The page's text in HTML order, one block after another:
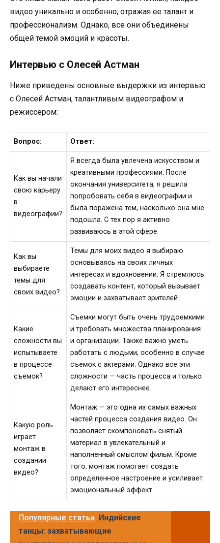
видео уникально и особенно, отражая ее талант и
профессионализм. Однако, все они объединены
общей темой эмоций и красоты.
Интервью с Олесей Астман
Ниже приведены основные выдержки из интервью
с Олесей Астман, талантливым видеографом и
режиссером:
Вопрос: Ответ:
Как вы начали
свою карьеру
в
видеографии?
Я всегда была увлечена искусством и
креативными профессиями. После
окончания университета, я решила
попробовать себя в видеографии и
была поражена тем, насколько она мне
подошла. С тех пор я активно
развиваюсь в этой сфере.
Как вы
выбираете
темы для
своих видео?
Темы для моих видео я выбираю
основываясь на своих личных
интересах и вдохновении. Я стремлюсь
создавать контент, который вызывает
эмоции и захватывает зрителей.
Какие
сложности вы
испытываете
в процессе
съемок?
Съемки могут быть очень трудоемкими
и требовать множества планирования
и организации. Также важно уметь
работать с людьми, особенно в случае
съемок с актерами. Однако все эти
сложности — часть процесса и только
делают его интереснее.
Какую роль
играет
монтаж в
создании
видео?
Монтаж — это одна из самых важных
частей процесса создания видео. Он
позволяет скомпоновать снятый
материал в увлекательный и
наполненный смыслом фильм. Кроме
того, монтаж помогает создать
определенное настроение и усиливает
эмоциональный эффект.
Популярные статьи Индийские
танцы: захватывающие